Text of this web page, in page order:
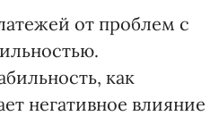
от проблем с
как
негативное влияние